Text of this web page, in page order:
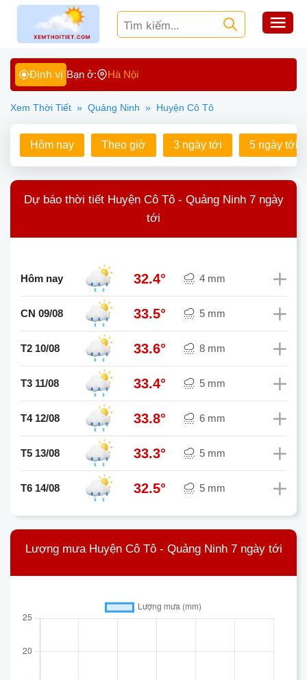
Định vị Bạn ở: Hà Nội
Xem Thời Tiết » Quảng Ninh » Huyện Cô Tô
Hôm nay Theo giờ 3 ngày tới 5 ngày tới
Dự báo thời tiết Huyện Cô Tô - Quảng Ninh 7 ngày
tới
Hôm nay 32.4° 4 mm
CN 09/08 33.5° 5 mm
T2 10/08 33.6° 8 mm
T3 11/08 33.4° 5 mm
T4 12/08 33.8° 6 mm
T5 13/08 33.3° 5 mm
T6 14/08 32.5° 5 mm
Lượng mưa Huyện Cô Tô - Quảng Ninh 7 ngày tới